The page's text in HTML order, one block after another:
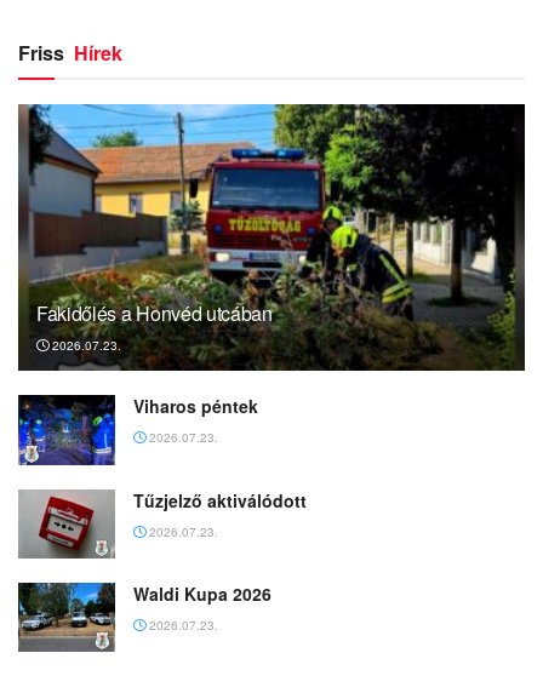
Friss Hírek
Fakidőlés a Honvéd utcában
2026.07.23.
Viharos péntek
2026.07.23.
Tűzjelző aktiválódott
2026.07.23.
Waldi Kupa 2026
2026.07.23.